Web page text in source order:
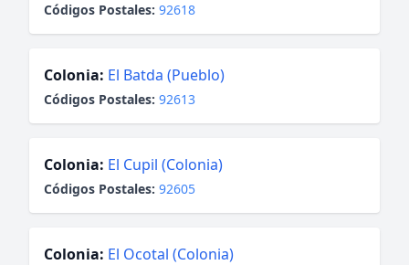
Códigos Postales: 92618
Colonia: El Batda (Pueblo)
Códigos Postales: 92613
Colonia: El Cupil (Colonia)
Códigos Postales: 92605
Colonia: El Ocotal (Colonia)